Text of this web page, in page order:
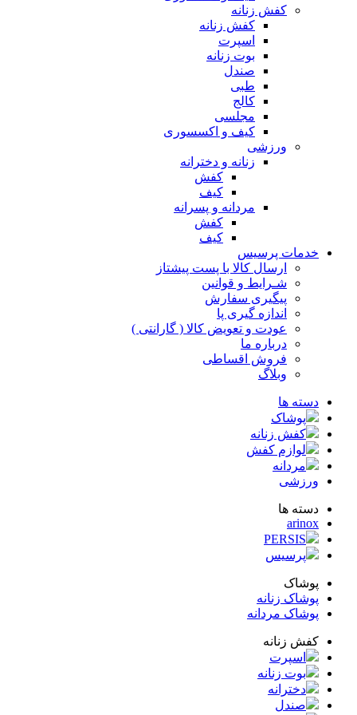
کفش زنانه
کفش زنانه
اسپرت
بوت زنانه
مجلسی
کیف و اکسسوری
ورزشی
زنانه و دخترانه
مردانه و پسرانه
پرسیس
ارسال کالا با پست پیشتاز
شـرایط و قوانین
پیگیری سفارش
اندازه گیری پا
عودت و تعویض کالا ( گارانتی )
درباره ما
فروش اقساطی
ها
پوشاک
کفش زنانه
لوازم کفش
مردانه
ها
PERSIS
پرسیس
زنانه
مردانه
زنانه
اسپرت
بوت زنانه
دخترانه
صندل